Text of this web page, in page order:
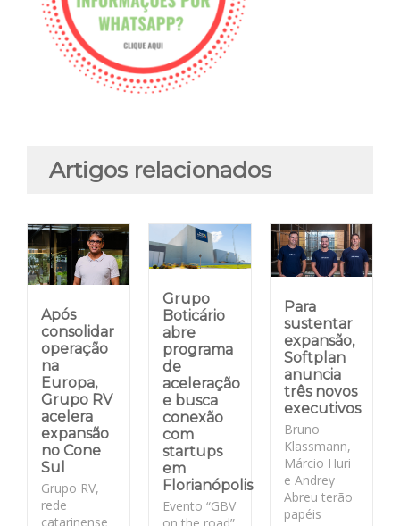
Artigos relacionados
Após
consolidar
operação
na
Europa,
Grupo RV
acelera
expansão
no Cone
Sul
Grupo RV,
rede
catarinense
Grupo
Boticário
abre
programa
de
aceleração
e busca
conexão
com
startups
em
Florianópolis
Evento “GBV
on the road”
Para
sustentar
expansão,
Softplan
anuncia
três novos
executivos
Bruno
Klassmann,
Márcio Huri
e Andrey
Abreu terão
papéis